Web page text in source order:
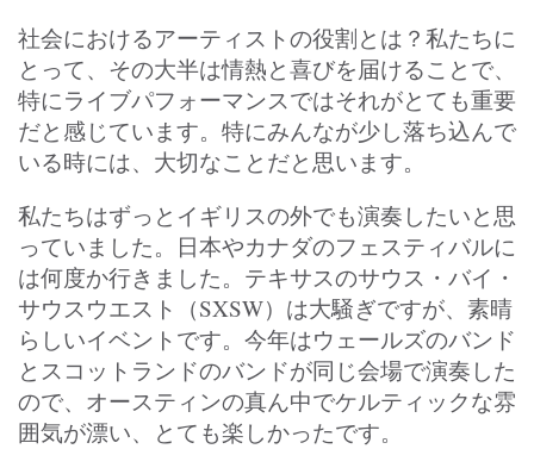
社会におけるアーティストの役割とは？私たちに
とって、その大半は情熱と喜びを届けることで、
特にライブパフォーマンスではそれがとても重要
だと感じています。特にみんなが少し落ち込んで
いる時には、大切なことだと思います。
私たちはずっとイギリスの外でも演奏したいと思
っていました。日本やカナダのフェスティバルに
は何度か行きました。テキサスのサウス・バイ・
サウスウエスト（SXSW）は大騒ぎですが、素晴
らしいイベントです。今年はウェールズのバンド
とスコットランドのバンドが同じ会場で演奏した
ので、オースティンの真ん中でケルティックな雰
囲気が漂い、とても楽しかったです。